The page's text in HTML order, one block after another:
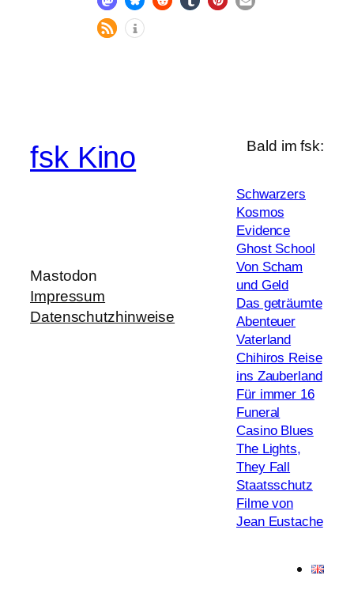
fsk Kino
Mastodon
Impressum
Datenschutzhinweise
Bald im fsk:
Schwarzers
Kosmos
Evidence
Ghost School
Von Scham
und Geld
Das geträumte
Abenteuer
Vaterland
Chihiros Reise
ins Zauberland
Für immer 16
Funeral
Casino Blues
The Lights,
They Fall
Staatsschutz
Filme von
Jean Eustache